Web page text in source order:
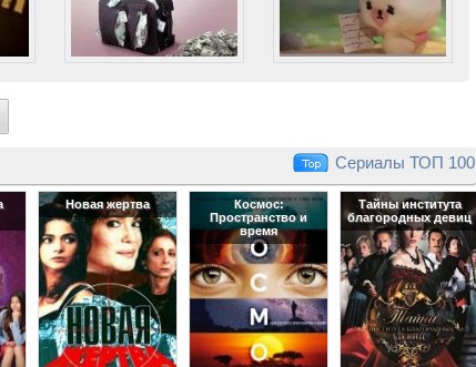
Сериалы ТОП 100
Новая жертва
Космос:
Пространство и
время
Тайны института
благородных девиц